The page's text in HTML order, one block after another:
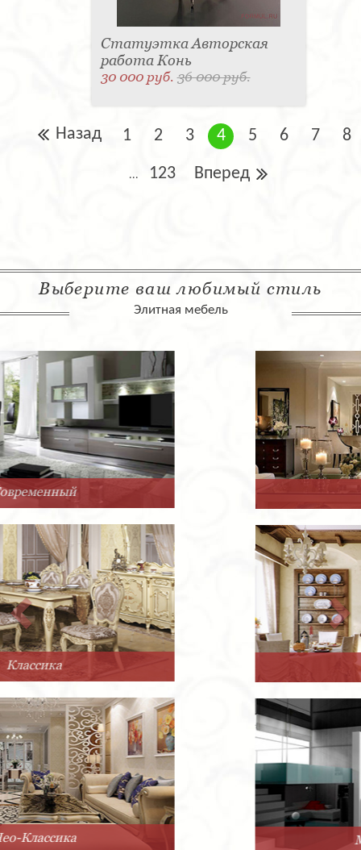
Статуэтка Авторская
работа Конь
30 000 руб.36 000 руб.
Назад 1 2 3 4 5 6 7 8
... 123 Вперед
Выберите ваш любимый стиль
Элитная мебель
Минимализм